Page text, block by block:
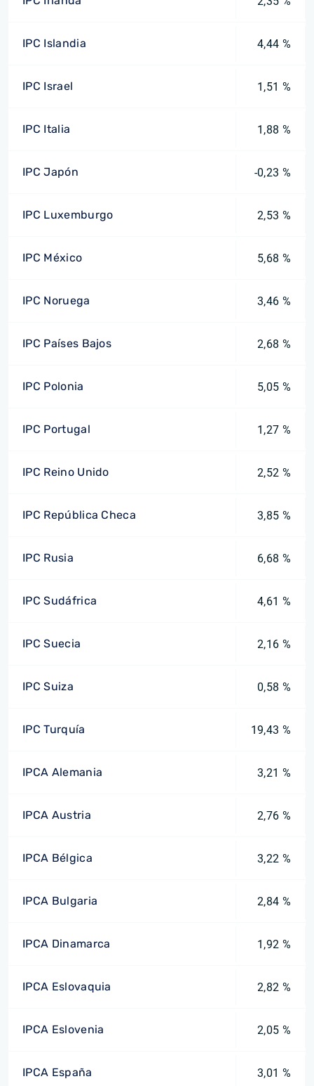
IPC Islandia 4,44 %
IPC Israel 1,51 %
IPC Italia 1,88 %
IPC Japón -0,23 %
IPC Luxemburgo 2,53 %
IPC México 5,68 %
IPC Noruega 3,46 %
IPC Países Bajos 2,68 %
IPC Polonia 5,05 %
IPC Portugal 1,27 %
IPC Reino Unido 2,52 %
IPC República Checa 3,85 %
IPC Rusia 6,68 %
IPC Sudáfrica 4,61 %
IPC Suecia 2,16 %
IPC Suiza 0,58 %
IPC Turquía 19,43 %
IPCA Alemania 3,21 %
IPCA Austria 2,76 %
IPCA Bélgica 3,22 %
IPCA Bulgaria 2,84 %
IPCA Dinamarca 1,92 %
IPCA Eslovaquia 2,82 %
IPCA Eslovenia 2,05 %
IPCA España 3,01 %